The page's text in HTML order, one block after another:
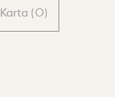
Karta (0)